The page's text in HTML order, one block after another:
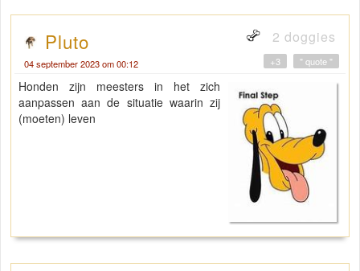
Pluto 2 doggies
04 september 2023 om 00:12 " quote "
+3
Honden zijn meesters in het zich
aanpassen aan de situatie waarin zij
(moeten) leven